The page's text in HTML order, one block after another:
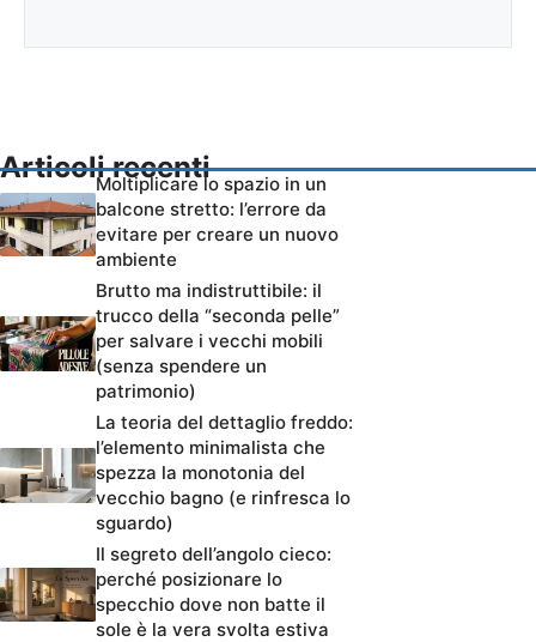
Articoli recenti
Moltiplicare lo spazio in un
balcone stretto: l’errore da
evitare per creare un nuovo
ambiente
Brutto ma indistruttibile: il
trucco della “seconda pelle”
per salvare i vecchi mobili
(senza spendere un
patrimonio)
La teoria del dettaglio freddo:
l’elemento minimalista che
spezza la monotonia del
vecchio bagno (e rinfresca lo
sguardo)
Il segreto dell’angolo cieco:
perché posizionare lo
specchio dove non batte il
sole è la vera svolta estiva